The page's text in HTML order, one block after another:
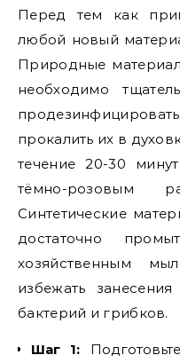
Перед тем как
любой новый
Природные
необходимо
прокалить их в
течение 20-30
тёмно-розовым
Синтетические
достаточно
хозяйственным
избежать
бактерий и грибков.
Шаг 1: